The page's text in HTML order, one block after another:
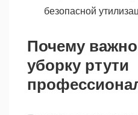
безопасной
Почему
уборку ртути